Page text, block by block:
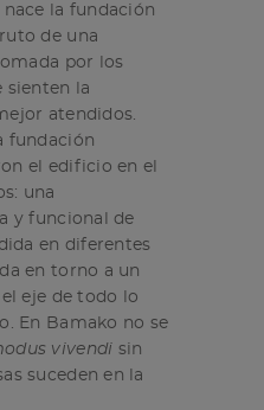
la fundación
de una
por los
sienten la
atendidos.
fundación
el edificio en el
una
y funcional de
en diferentes
en torno a un
eje de todo lo
En Bamako no se
vivendi sin
suceden en la